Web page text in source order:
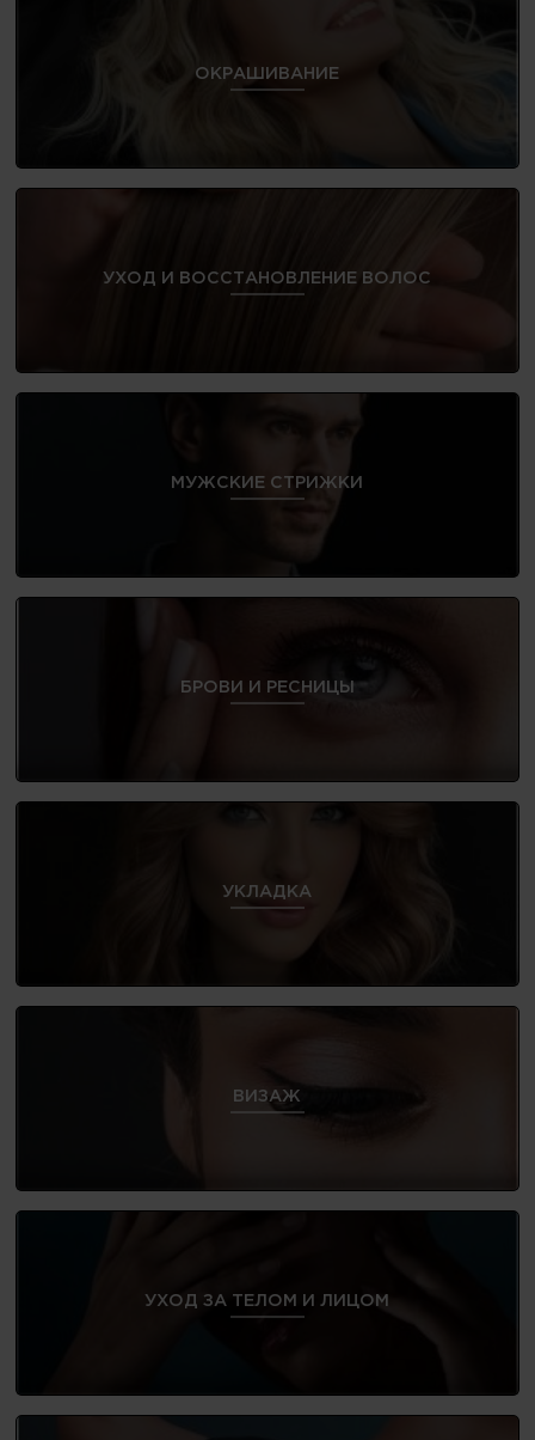
ОКРАШИВАНИЕ
УХОД И ВОССТАНОВЛЕНИЕ ВОЛОС
МУЖСКИЕ СТРИЖКИ
БРОВИ И РЕСНИЦЫ
УКЛАДКА
ВИЗАЖ
УХОД ЗА ТЕЛОМ И ЛИЦОМ